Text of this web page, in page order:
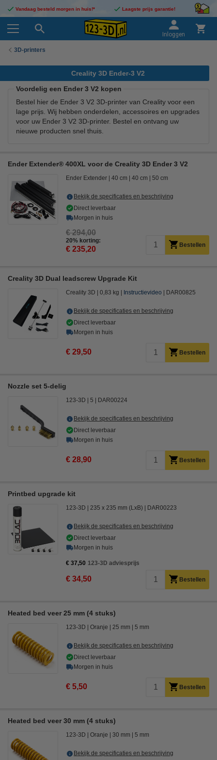
Vandaag besteld morgen in huis!* Laagste prijs garantie!
Inloggen
3D-printers
Creality 3D Ender-3 V2
Voordelig een Ender 3 V2 kopen
Bestel hier de Ender 3 V2 3D-printer van Creality voor een
lage prijs. Wij hebben onderdelen, accessoires en upgrades
voor uw Ender 3 V2 3D-printer. Bestel en ontvang uw
nieuwe producten snel thuis.
Ender Extender® 400XL voor de Creality 3D Ender 3 V2
Ender Extender 40 cm 40 cm 50 cm
Bekijk de specificaties en beschrijving
Direct leverbaar
Morgen in huis
€ 294,00
20% korting:
€ 235,20 Bestellen
Creality 3D Dual leadscrew Upgrade Kit
Creality 3D 0,83 kg Instructievideo DAR00825
Bekijk de specificaties en beschrijving
Direct leverbaar
Morgen in huis
€ 29,50 Bestellen
Nozzle set 5-delig
123-3D 5 DAR00224
Bekijk de specificaties en beschrijving
Direct leverbaar
Morgen in huis
€ 28,90 Bestellen
Printbed upgrade kit
123-3D 235 x 235 mm (LxB) DAR00223
Bekijk de specificaties en beschrijving
Direct leverbaar
Morgen in huis
€ 37,50 123-3D adviesprijs
€ 34,50 Bestellen
Heated bed veer 25 mm (4 stuks)
123-3D Oranje 25 mm 5 mm
Bekijk de specificaties en beschrijving
Direct leverbaar
Morgen in huis
€ 5,50 Bestellen
Heated bed veer 30 mm (4 stuks)
123-3D Oranje 30 mm 5 mm
Bekijk de specificaties en beschrijving